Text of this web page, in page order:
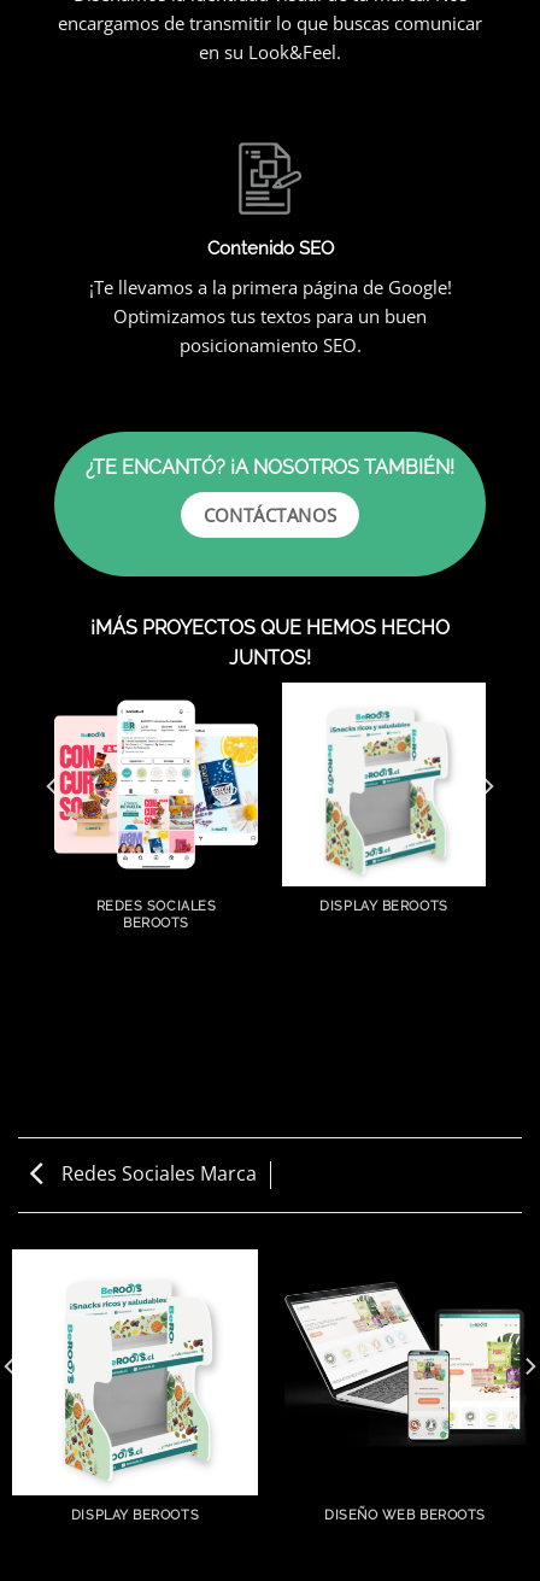
encargamos de transmitir lo que buscas comunicar
en su Look&Feel.
Contenido SEO
¡Te llevamos a la primera página de Google!
Optimizamos tus textos para un buen
posicionamiento SEO.
¿TE ENCANTÓ? ¡A NOSOTROS TAMBIÉN!
CONTÁCTANOS
¡MÁS PROYECTOS QUE HEMOS HECHO
JUNTOS!
REDES SOCIALES
BEROOTS
DISPLAY BEROOTS
Redes Sociales Marca
DISPLAY BEROOTS DISEÑO WEB BEROOTS